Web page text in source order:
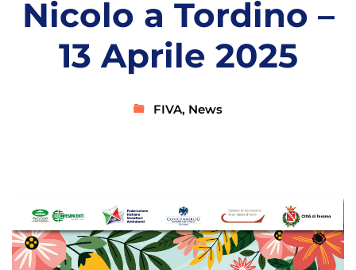
Nicolo a Tordino –
13 Aprile 2025
FIVA, News